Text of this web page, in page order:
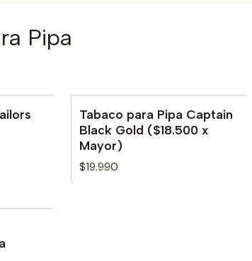
Pipa
Tabaco para Pipa Captain
Black Gold ($18.500 x
Mayor)
$19.990